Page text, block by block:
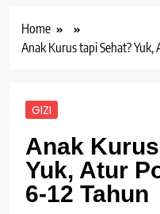
Home
Anak Kurus tapi Sehat? Yuk,
GIZI
Anak
Yuk, Atur
6-12 Tahun